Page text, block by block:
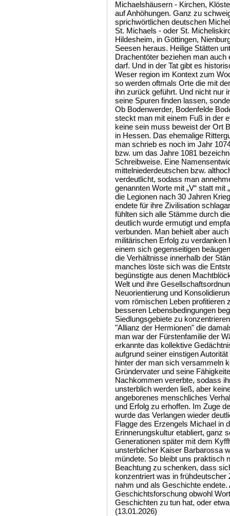
Michaelshäusern - Kirchen,
auf Anhöhungen. Ganz zu
sprichwörtlichen deutschen
St. Michaels - oder St.
Hildesheim, in Göttingen,
Seesen heraus. Heilige Stätten
Drachentöter beziehen man
darf. Und in der Tat gibt es
Weser region im Kontext zum
so werden oftmals Orte die mit
ihn zurück geführt. Und nicht nur
seine Spuren finden lassen,
Ob Bodenwerder, Bodenfelde
steckt man mit einem Fuß in der
keine sein muss beweist der Ort
in Hessen. Das ehemalige
man schrieb es noch im Jahr
bzw. um das Jahre 1081
Schreibweise. Eine
mittelniederdeutschen bzw.
verdeutlicht, sodass man
genannten Worte mit „V“ statt mit
die Legionen nach 30 Jahren
endete für ihre Zivilisation
fühlten sich alle Stämme durch
deutlich wurde ermutigt und
verbunden. Man behielt aber
militärischen Erfolg zu
einem sich gegenseitigen
die Verhältnisse innerhalb der
manches löste sich was die
begünstigte aus denen
Welt und ihre
Neuorientierung und
vom römischen Leben profitieren
besseren Lebensbedingungen
Siedlungsgebiete zu
"Allianz der Hermionen" die
man war der Fürstenfamilie der
erkannte das kollektive
aufgrund seiner einstigen
hinter der man sich versammeln
Gründervater und seine
Nachkommen vererbte, sodass
unsterblich werden ließ, aber
angeborenes menschliches
und Erfolg zu erhoffen. Im Zuge
wurde das Verlangen wieder
Flagge des Erzengels Michael in
Erinnerungskultur etabliert, ganz
Generationen später mit dem
unsterblicher Kaiser Barbarossa
mündete. So bleibt uns praktisch
Beachtung zu schenken, dass
konzentriert was in frühdeutscher
nahm und als Geschichte
Geschichtsforschung obwohl
Geschichten zu tun hat, oder
(13.01.2026)